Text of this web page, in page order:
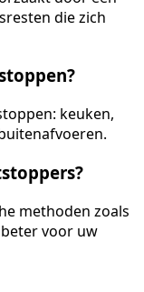
die zich
keuken,
methoden zoals
voor uw